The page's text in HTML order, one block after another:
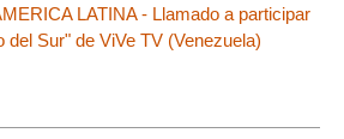
LATINA - Llamado a participar
del Sur" de ViVe TV (Venezuela)